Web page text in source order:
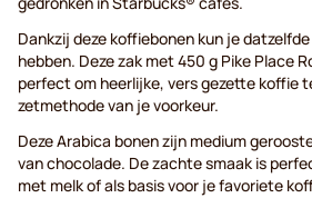
Dankzij deze koffiebonen kun je
hebben. Deze zak met 450 g Pike Place
perfect om heerlijke, vers gezette koffie
zetmethode van je voorkeur.
Deze Arabica bonen zijn medium
van chocolade. De zachte smaak is
met melk of als basis voor je favoriete